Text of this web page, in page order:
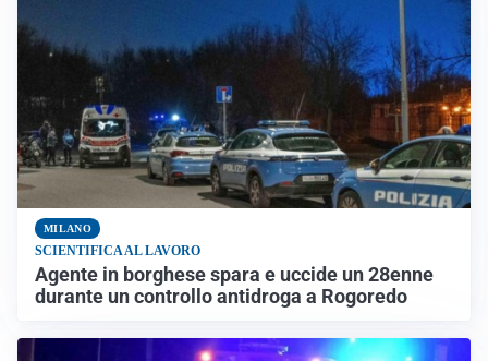
MILANO
SCIENTIFICA AL LAVORO
Agente in borghese spara e uccide un 28enne
durante un controllo antidroga a Rogoredo